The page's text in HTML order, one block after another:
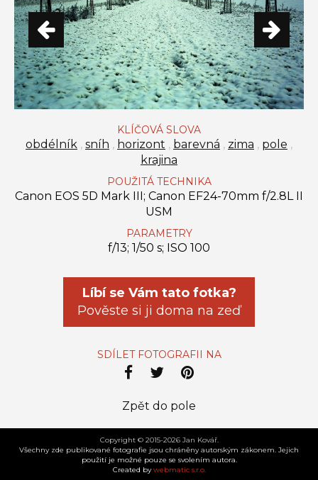
KLÍČOVÁ SLOVA
obdélník , sníh , horizont , barevná , zima , pole ,
krajina
POUŽITÁ TECHNIKA
Canon EOS 5D Mark III; Canon EF24-70mm f/2.8L II
USM
PARAMETRY
f/13; 1/50 s; ISO 100
Líbí se Vám tato fotka?
Pověste si ji doma na zeď
SDÍLET FOTOGRAFII NA
Zpět do pole
Copyright © 2015-2026 Jan Kovář.
Všechny zde publikované fotografie jsou chráněny autorským zákonem. Jejich
použití je možné pouze se svolením autora.
Created bywebmatic s.r.o.